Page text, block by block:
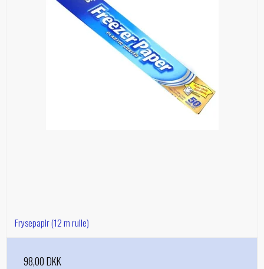
Frysepapir (12 m rulle)
98,00 DKK